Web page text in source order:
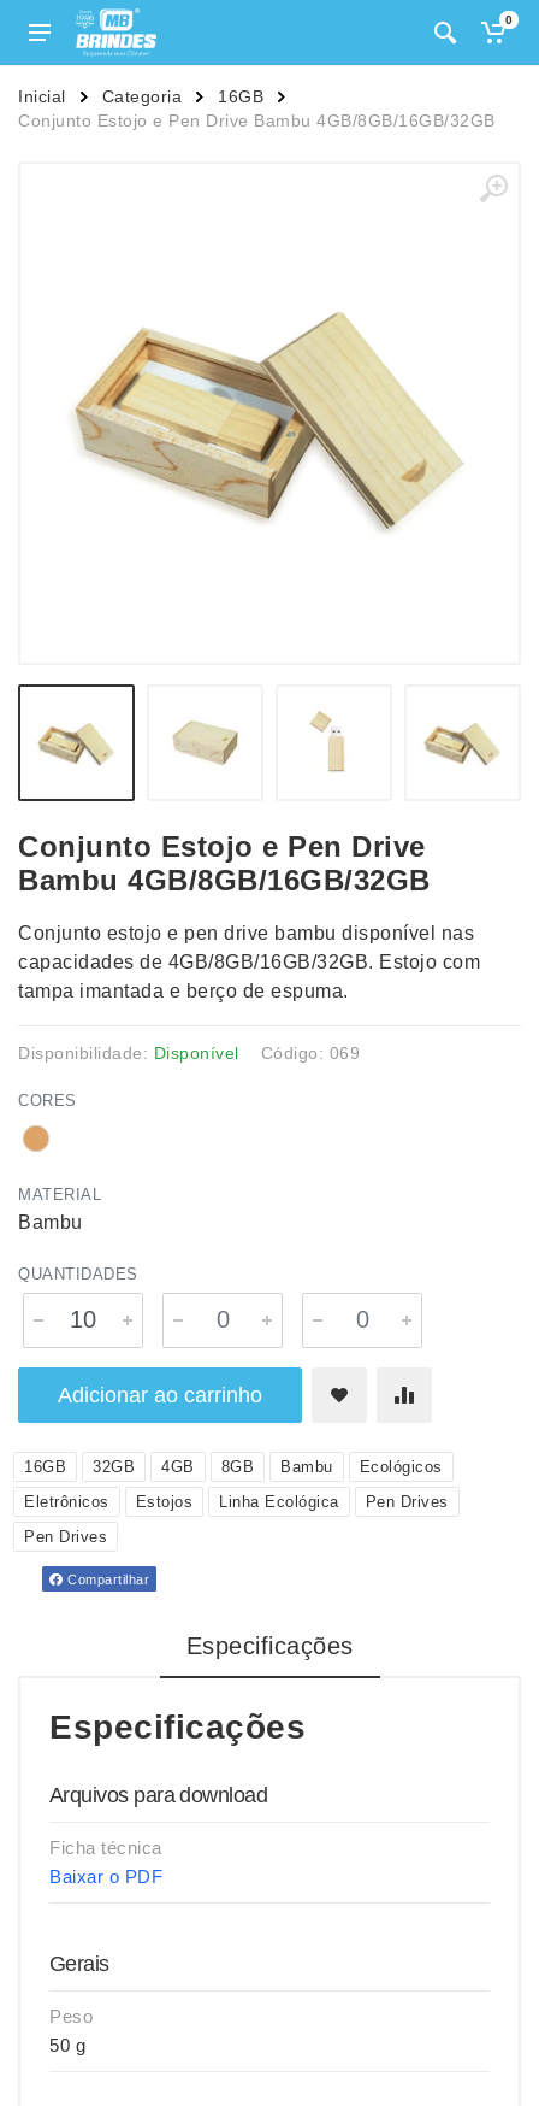
0
Inicial Categoria
16GB
Conjunto Estojo e Pen Drive Bambu 4GB/8GB/16GB/32GB
Conjunto Estojo e Pen Drive
Bambu 4GB/8GB/16GB/32GB
Conjunto estojo e pen drive bambu disponível nas
capacidades de 4GB/8GB/16GB/32GB. Estojo com
tampa imantada e berço de espuma.
Disponibilidade: Disponível Código: 069
CORES
MATERIAL
Bambu
QUANTIDADES
Adicionar ao carrinho
16GB 32GB 4GB 8GB Bambu
Ecológicos
Eletrônicos
Estojos Linha Ecológica
Pen Drives
Pen Drives
Compartilhar
Especificações
Especificações
Arquivos para download
Ficha técnica
Baixar o PDF
Gerais
Peso
50 g